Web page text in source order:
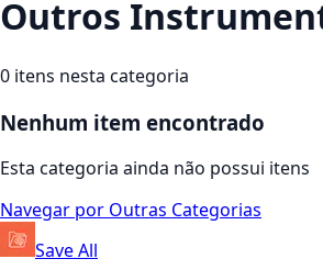
Outros
0 itens nesta categoria
Nenhum item encontrado
Esta categoria ainda não possui itens
Navegar por Outras Categorias
Save All